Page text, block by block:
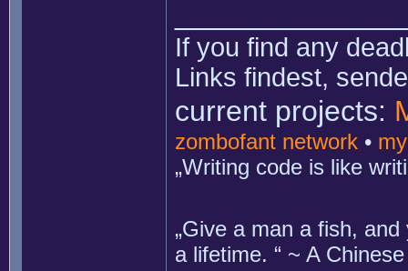
If you find any
Links findest,
current projects:
zombofant network •
„Writing code is like
„Give a man a fish,
a lifetime. “ ~ A